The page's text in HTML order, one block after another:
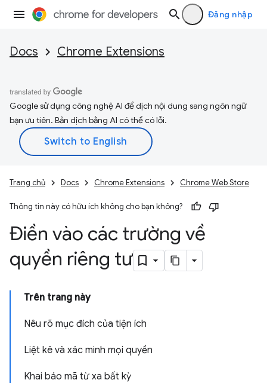
Đăng nhập
Docs Chrome Extensions
Google sử dụng công nghệ AI để dịch nội dung sang ngôn ngữ
bạn ưu tiên. Bản dịch bằng AI có thể có lỗi.
Trang chủ Docs Chrome Extensions Chrome Web Store
Thông tin này có hữu ích không cho bạn không?
Điền vào các trường về
quyền riêng tư
Trên trang này
Nêu rõ mục đích của tiện ích
Liệt kê và xác minh mọi quyền
Khai báo mã từ xa bất kỳ